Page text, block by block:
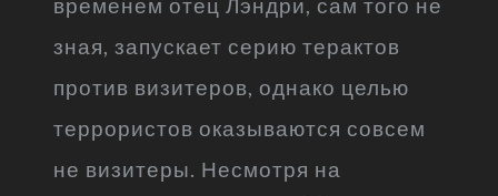
временем отец Лэндри, сам того не
зная, запускает серию терактов
против визитеров, однако целью
террористов оказываются совсем
не визитеры. Несмотря на